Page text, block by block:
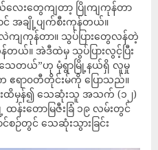
ယ်လေးတွေကျတာ့ ပြိုကျကုန်တာ
င် အချို့ပျက်စီးကုန်တယ်။
ကျကုန်တာ။ သွပ်ပြားတွေလန်တဲ့
။ အဲဒီထဲမှ သွပ်ပြားလွင့်ပြီး
ေတယ်”ဟု မုံရွာမြို့နယ်ရှိ လူမှု
ရာ၀တီတိုင်းမ်ကို ပြောသည်။
းထိမှန်၍ သေဆုံးသူ အသက် (၁၂)
းတောမြဇီးခြံ ၁၉ လမ်းတွင်
စဉ်တွင် သေဆုံးသွားခြင်း